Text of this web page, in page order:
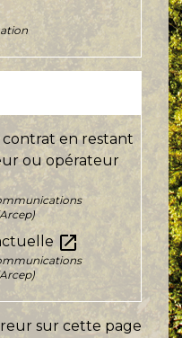
en restant
ou opérateur
open_in_new
sur cette page